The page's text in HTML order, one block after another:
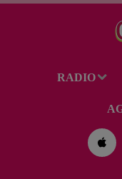
RADIO